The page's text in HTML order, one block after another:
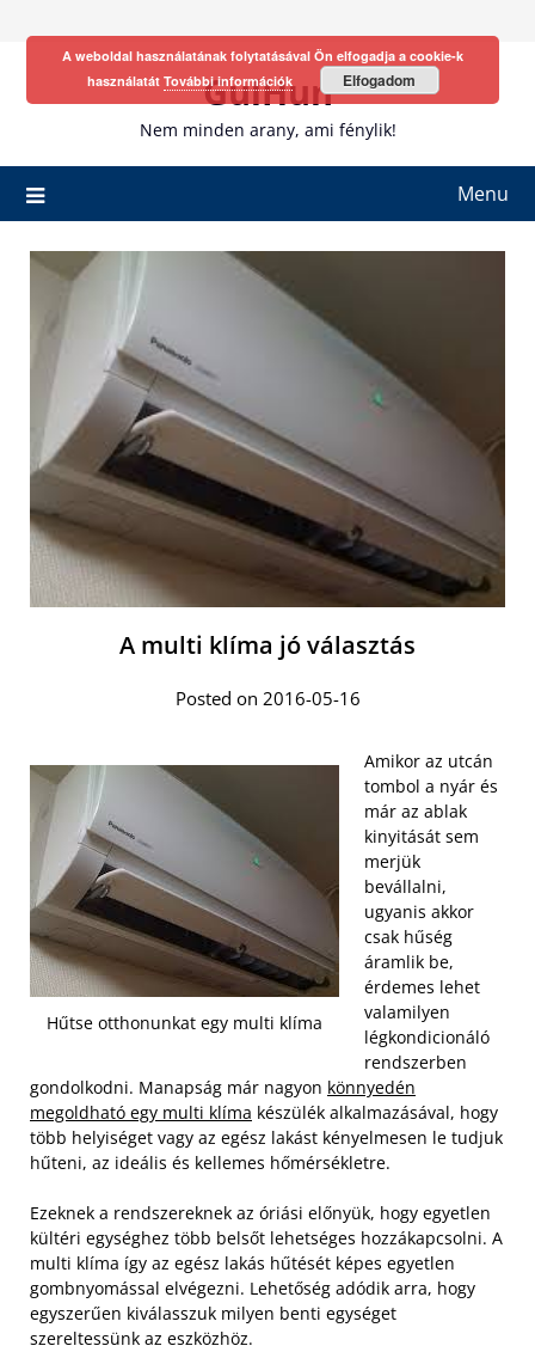
GulHun
Nem minden arany, ami fénylik!
Menu
A multi klíma jó választás
Posted on 2016-05-16
Hűtse otthonunkat egy multi klíma
Amikor az utcán
tombol a nyár és
már az ablak
kinyitását sem
merjük
bevállalni,
ugyanis akkor
csak hűség
áramlik be,
érdemes lehet
valamilyen
légkondicionáló
rendszerben
gondolkodni. Manapság már nagyon könnyedén
megoldható egy multi klíma készülék alkalmazásával, hogy
több helyiséget vagy az egész lakást kényelmesen le tudjuk
hűteni, az ideális és kellemes hőmérsékletre.
Ezeknek a rendszereknek az óriási előnyük, hogy egyetlen
kültéri egységhez több belsőt lehetséges hozzákapcsolni. A
multi klíma így az egész lakás hűtését képes egyetlen
gombnyomással elvégezni. Lehetőség adódik arra, hogy
egyszerűen kiválasszuk milyen benti egységet
szereltessünk az eszközhöz.
A weboldal használatának folytatásával Ön elfogadja a cookie-k
használatát További információk Elfogadom